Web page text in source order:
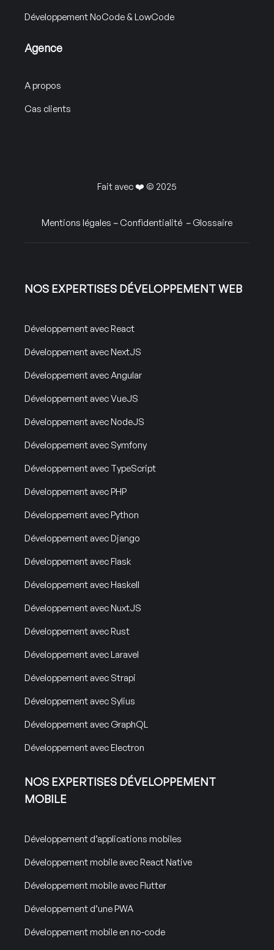
Développement NoCode & LowCode
Agence
A propos
Cas clients
Fait avec ❤️ © 2025
Mentions légales –Confidentialité – Glossaire
NOS EXPERTISES DÉVELOPPEMENT WEB
Développement avec React
Développement avec NextJS
Développement avec Angular
Développement avec VueJS
Développement avec NodeJS
Développement avec Symfony
Développement avec TypeScript
Développement avec PHP
Développement avec Python
Développement avec Django
Développement avec Flask
Développement avec Haskell
Développement avec NuxtJS
Développement avec Rust
Développement avec Laravel
Développement avec Strapi
Développement avec Sylius
Développement avec GraphQL
Développement avec Electron
NOS EXPERTISES DÉVELOPPEMENT
MOBILE
Développement d’applications mobiles
Développement mobile avec React Native
Développement mobile avec Flutter
Développement d’une PWA
Développement mobile en no-code